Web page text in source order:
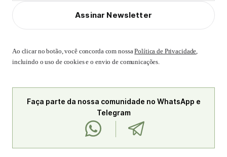
Assinar Newsletter
Ao clicar no botão, você concorda com nossaPolítica de Privacidade,
incluindo o uso de cookies e o envio de comunicações.
Faça parte da nossa comunidade no WhatsApp e
Telegram